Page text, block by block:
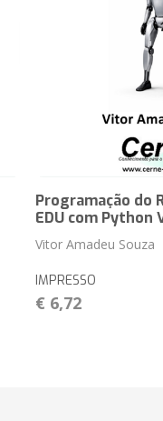
Programação do
EDU com Python
Vitor Amadeu Souza
IMPRESSO
€ 6,72